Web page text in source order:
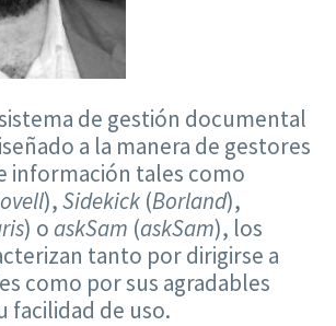
de gestión documental
a la manera de gestores
información tales como
),Sidekick (Borland),
) o askSam (askSam), los
tanto por dirigirse a
como por sus agradables
facilidad de uso.